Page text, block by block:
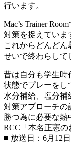
行います。
Mac’s Trainer
対策を捉えていま
これからどんど
せいで終わらして
昔は自分も学生時
状態でプレーをし
水分補給、塩分補
対策アプローチの
勝つ為に必要な熱
RCC「本名正憲の
■ 放送日：6月12